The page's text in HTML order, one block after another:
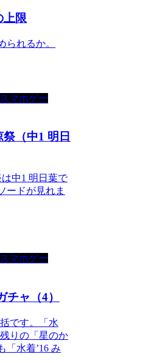
上限
られるか。
スマホゲー
祭（中1 明日
中1 明日葉で
ードが見れま
スマホゲー
チャ（4）
です。「水
りの「星のか
「水着’16 み